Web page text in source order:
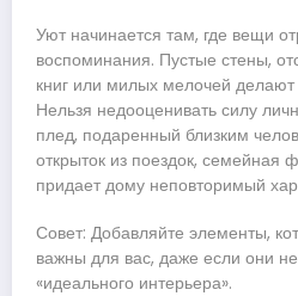
Уют начинается там, где вещи
воспоминания. Пустые стены,
книг или милых мелочей делают
Нельзя недооценивать силу
плед, подаренный близким
открыток из поездок, семейная
придает дому неповторимый
Совет: Добавляйте элементы,
важны для вас, даже если они
«идеального интерьера».